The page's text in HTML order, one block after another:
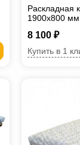
Раскладная
1900х800 мм
8 100 ₽
Купить в 1